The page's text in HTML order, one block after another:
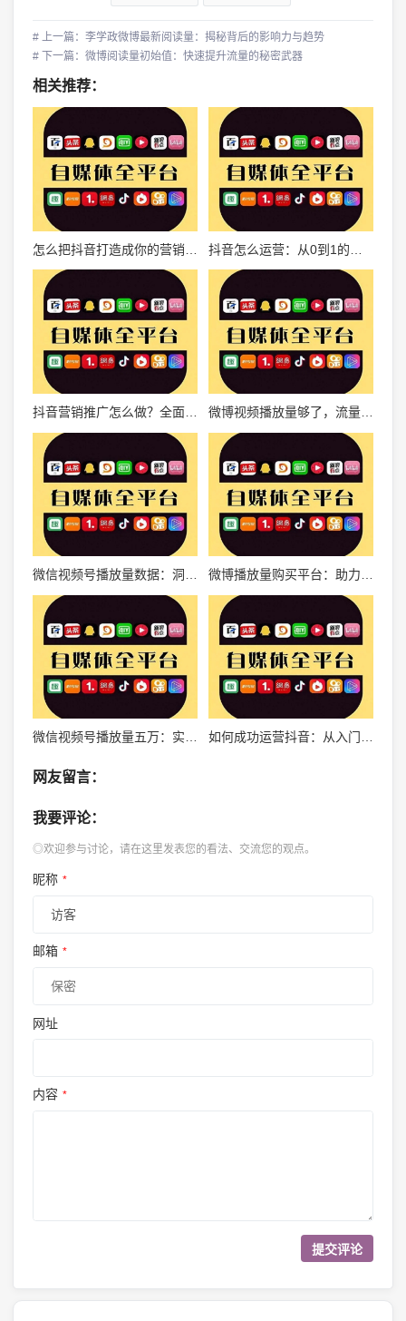
# 上一篇：李学政微博最新阅读量：揭秘背后的影响力与趋势
# 下一篇：微博阅读量初始值：快速提升流量的秘密武器
相关推荐：
怎么把抖音打造成你的营销利器？解锁抖音变现的终极指南
抖音营销推广怎么做？全面指南带你玩转短视频营销 微博视频播放量够了，流量转化的下一步你准备好了吗？
微信视频号播放量数据：洞悉视频营销的黄金指标 微博播放量购买平台：助力社交媒体影响力迅速提升的秘密武器
微信视频号播放量五万：实现视频号爆款的秘密武器 如何成功运营抖音：从入门到精通的全方位指南
网友留言：
我要评论：
◎欢迎参与讨论，请在这里发表您的看法、交流您的观点。
昵称 *
邮箱 *
网址
内容 *